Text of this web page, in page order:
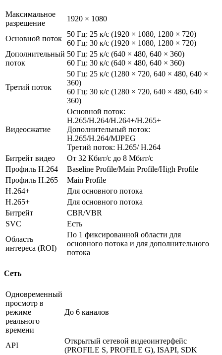
Максимальное
разрешение
1920 × 1080
Основной поток
50 Гц: 25 к/с (1920 × 1080, 1280 × 720)
60 Гц: 30 к/с (1920 × 1080, 1280 × 720)
Дополнительный
поток
50 Гц: 25 к/с (640 × 480, 640 × 360)
60 Гц: 30 к/с (640 × 480, 640 × 360)
Третий поток
50 Гц: 25 к/с (1280 × 720, 640 × 480, 640 ×
360)
60 Гц: 30 к/с (1280 × 720, 640 × 480, 640 ×
360)
Видеосжатие
Основной поток:
H.265/H.264/H.264+/H.265+
Дополнительный поток:
H.265/H.264/MJPEG
Третий поток: H.265/ H.264
Битрейт видео
От 32 Кбит/с до 8 Мбит/с
Профиль H.264
Baseline Profile/Main Profile/High Profile
Профиль H.265
Main Profile
H.264+
Для основного потока
H.265+
Для основного потока
Битрейт
CBR/VBR
SVC
Есть
Область
интереса (ROI)
По 1 фиксированной области для
основного потока и для дополнительного
потока
Сеть
Одновременный
просмотр в
режиме
реального
времени
До 6 каналов
API
Открытый сетевой видеоинтерфейс
(PROFILE S, PROFILE G), ISAPI, SDK